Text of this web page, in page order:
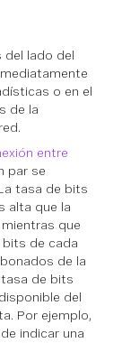
del lado del
o en el
de la
entre
par se
tasa de bits
alta que la
que
de cada
de la
de bits
del
Por ejemplo,
indicar una